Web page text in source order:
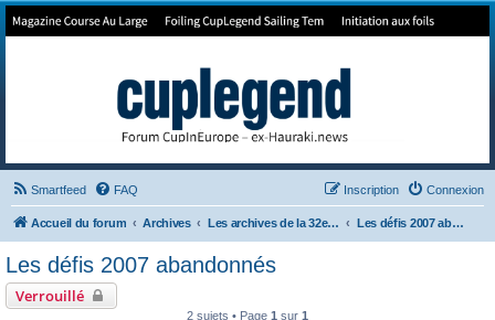
Forum de Cup In Europe
Smartfeed FAQ Connexion
Inscription
Accueil du forum Archives Les archives de la 32e America's Cup Les défis 2007 abandonnés
Les défis 2007 abandonnés
Verrouillé
2 sujets • Page 1 sur 1